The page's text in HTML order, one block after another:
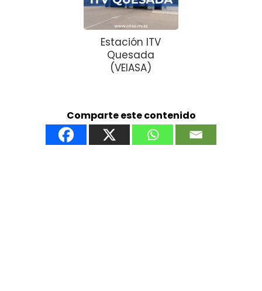
Estación ITV
Quesada
(VEIASA)
Comparte este contenido